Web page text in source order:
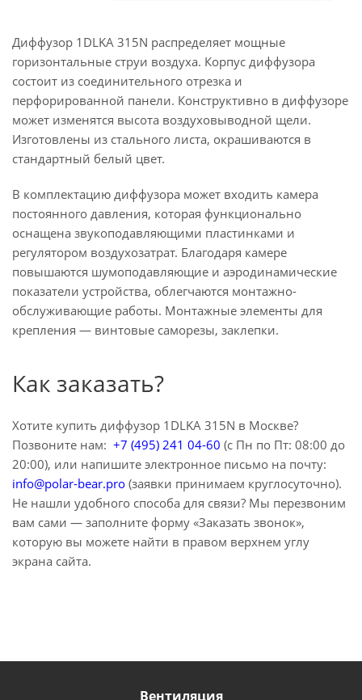
Диффузор 1DLKA 315N распределяет мощные
горизонтальные струи воздуха. Корпус диффузора
состоит из соединительного отрезка и
перфорированной панели. Конструктивно в диффузоре
может изменятся высота воздуховыводной щели.
Изготовлены из стального листа, окрашиваются в
стандартный белый цвет.
В комплектацию диффузора может входить камера
постоянного давления, которая функционально
оснащена звукоподавляющими пластинками и
регулятором воздухозатрат. Благодаря камере
повышаются шумоподавляющие и аэродинамические
показатели устройства, облегчаются монтажно-
обслуживающие работы. Монтажные элементы для
крепления — винтовые саморезы, заклепки.
Как заказать?
Хотите купить диффузор 1DLKA 315N в Москве?
Позвоните нам: +7 (495) 241 04-60 (с Пн по Пт: 08:00 до
20:00), или напишите электронное письмо на почту:
info@polar-bear.pro (заявки принимаем круглосуточно).
Не нашли удобного способа для связи? Мы перезвоним
вам сами — заполните форму «Заказать звонок»,
которую вы можете найти в правом верхнем углу
экрана сайта.
Вентиляция